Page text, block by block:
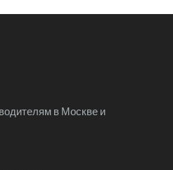
в Москве и